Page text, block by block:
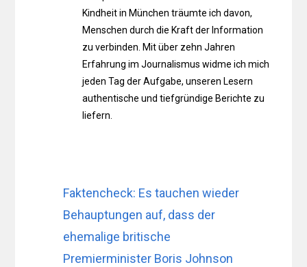
Kindheit in München träumte ich davon,
Menschen durch die Kraft der Information
zu verbinden. Mit über zehn Jahren
Erfahrung im Journalismus widme ich mich
jeden Tag der Aufgabe, unseren Lesern
authentische und tiefgründige Berichte zu
liefern.
Faktencheck: Es tauchen wieder
Behauptungen auf, dass der
ehemalige britische
Premierminister Boris Johnson